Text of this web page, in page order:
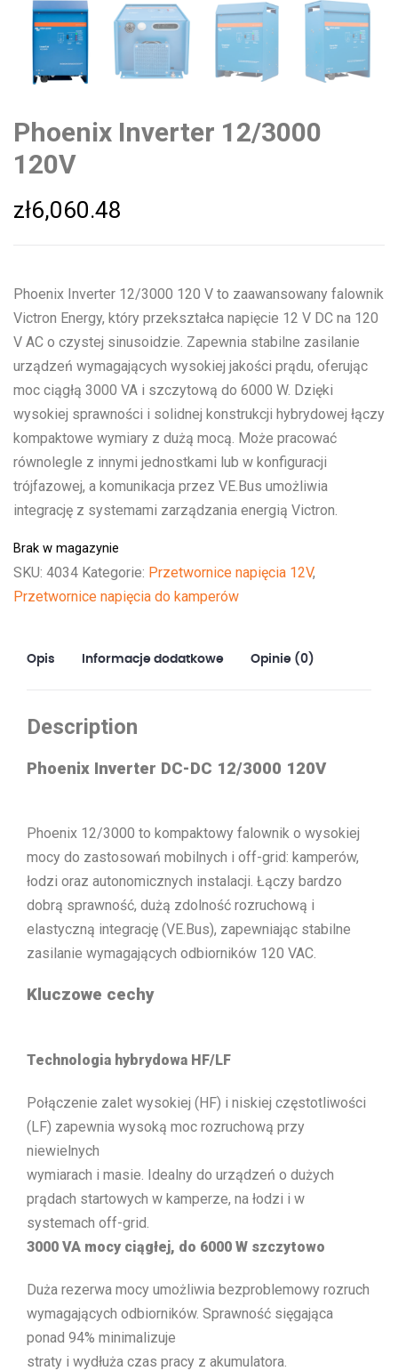
Phoenix Inverter 12/3000
120V
zł6,060.48
Phoenix Inverter 12/3000 120 V to zaawansowany falownik
Victron Energy, który przekształca napięcie 12 V DC na 120
V AC o czystej sinusoidzie. Zapewnia stabilne zasilanie
urządzeń wymagających wysokiej jakości prądu, oferując
moc ciągłą 3000 VA i szczytową do 6000 W. Dzięki
wysokiej sprawności i solidnej konstrukcji hybrydowej łączy
kompaktowe wymiary z dużą mocą. Może pracować
równolegle z innymi jednostkami lub w konfiguracji
trójfazowej, a komunikacja przez VE.Bus umożliwia
integrację z systemami zarządzania energią Victron.
Brak w magazynie
SKU: 4034 Kategorie: Przetwornice napięcia 12V,
Przetwornice napięcia do kamperów
Opis Informacje dodatkowe Opinie (0)
Description
Phoenix Inverter DC-DC 12/3000 120V
Phoenix 12/3000 to kompaktowy falownik o wysokiej
mocy do zastosowań mobilnych i off-grid: kamperów,
łodzi oraz autonomicznych instalacji. Łączy bardzo
dobrą sprawność, dużą zdolność rozruchową i
elastyczną integrację (VE.Bus), zapewniając stabilne
zasilanie wymagających odbiorników 120 VAC.
Kluczowe cechy
Technologia hybrydowa HF/LF
Połączenie zalet wysokiej (HF) i niskiej częstotliwości
(LF) zapewnia wysoką moc rozruchową przy
niewielnych
wymiarach i masie. Idealny do urządzeń o dużych
prądach startowych w kamperze, na łodzi i w
systemach off-grid.
3000 VA mocy ciągłej, do 6000 W szczytowo
Duża rezerwa mocy umożliwia bezproblemowy rozruch
wymagających odbiorników. Sprawność sięgająca
ponad 94% minimalizuje
straty i wydłuża czas pracy z akumulatora.